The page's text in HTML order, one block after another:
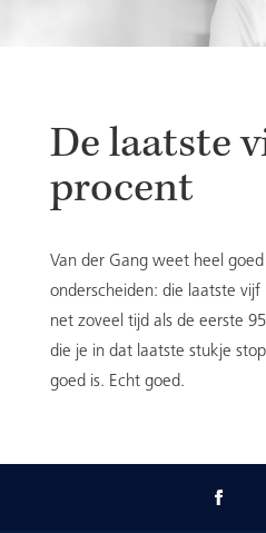
De laatste
procent
Van der Gang weet heel
onderscheiden: die laatste
net zoveel tijd als de eerste
die je in dat laatste stukje
goed is. Echt goed.